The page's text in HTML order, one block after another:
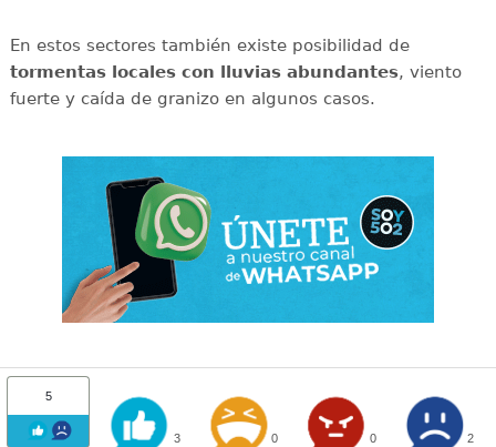
En estos sectores también existe posibilidad de
tormentas locales con lluvias abundantes, viento
fuerte y caída de granizo en algunos casos.
5
3 0 0 2